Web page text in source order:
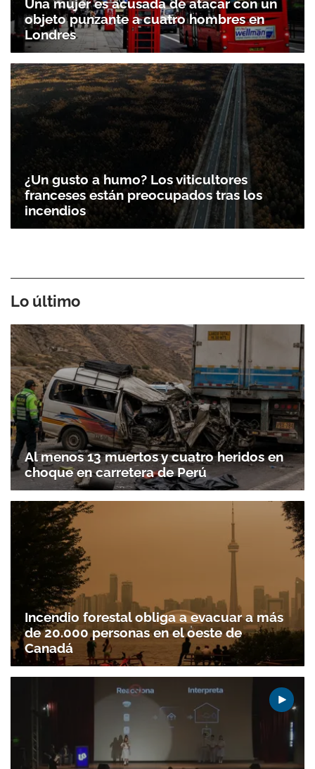
Una mujer es acusada de atacar con un
objeto punzante a cuatro hombres en
Londres
¿Un gusto a humo? Los viticultores
franceses están preocupados tras los
incendios
Lo último
Al menos 13 muertos y cuatro heridos en
choque en carretera de Perú
Incendio forestal obliga a evacuar a más
de 20.000 personas en el oeste de
Canadá